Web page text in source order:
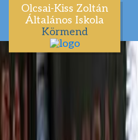
Olcsai-Kiss Zoltán
Általános Iskola
Körmend